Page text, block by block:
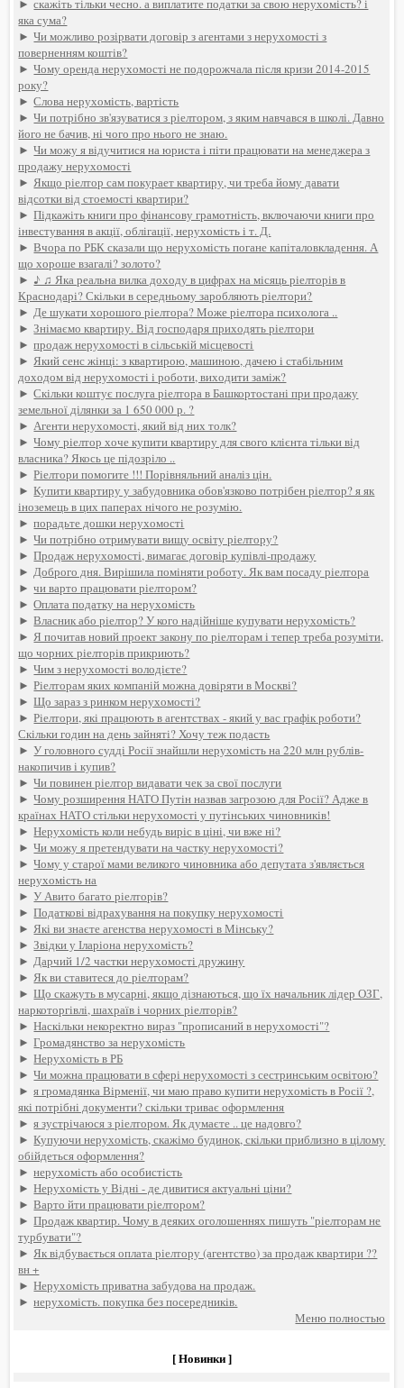
►скажіть тільки чесно. а виплатите податки за свою нерухомість? і
яка сума?
►Чи можливо розірвати договір з агентами з нерухомості з
поверненням коштів?
►Чому оренда нерухомості не подорожчала після кризи 2014-2015
року?
►Слова нерухомість, вартість
►Чи потрібно зв'язуватися з ріелтором, з яким навчався в школі. Давно
його не бачив, ні чого про нього не знаю.
►Чи можу я відучитися на юриста і піти працювати на менеджера з
продажу нерухомості
►Якщо ріелтор сам покурает квартиру, чи треба йому давати
відсотки від стоемості квартири?
►Підкажіть книги про фінансову грамотність, включаючи книги про
інвестування в акції, облігації, нерухомість і т. Д.
►Вчора по РБК сказали що нерухомість погане капіталовкладення. А
що хороше взагалі? золото?
► ♪ ♫ Яка реальна вилка доходу в цифрах на місяць ріелторів в
Краснодарі? Скільки в середньому заробляють ріелтори?
►Де шукати хорошого ріелтора? Може ріелтора психолога ..
►Знімаємо квартиру. Від господаря приходять ріелтори
►продаж нерухомості в сільській місцевості
►Який сенс жінці: з квартирою, машиною, дачею і стабільним
доходом від нерухомості і роботи, виходити заміж?
►Скільки коштує послуга ріелтора в Башкортостані при продажу
земельної ділянки за 1 650 000 р. ?
►Агенти нерухомості, який від них толк?
►Чому ріелтор хоче купити квартиру для свого клієнта тільки від
власника? Якось це підозріло ..
►Ріелтори помогите !!! Порівняльний аналіз цін.
►Купити квартиру у забудовника обов'язково потрібен ріелтор? я як
іноземець в цих паперах нічого не розумію.
►порадьте дошки нерухомості
►Чи потрібно отримувати вищу освіту ріелтору?
►Продаж нерухомості, вимагає договір купівлі-продажу
►Доброго дня. Вирішила поміняти роботу. Як вам посаду ріелтора
►чи варто працювати ріелтором?
►Оплата податку на нерухомість
►Власник або ріелтор? У кого надійніше купувати нерухомість?
►Я почитав новий проект закону по ріелторам і тепер треба розуміти,
що чорних ріелторів прикриють?
►Чим з нерухомості володієте?
►Ріелторам яких компаній можна довіряти в Москві?
►Що зараз з ринком нерухомості?
►Ріелтори, які працюють в агентствах - який у вас графік роботи?
Скільки годин на день зайняті? Хочу теж подасть
►У головного судді Росії знайшли нерухомість на 220 млн рублів-
накопичив і купив?
►Чи повинен ріелтор видавати чек за свої послуги
►Чому розширення НАТО Путін назвав загрозою для Росії? Адже в
країнах НАТО стільки нерухомості у путінських чиновників!
►Нерухомість коли небудь виріс в ціні, чи вже ні?
►Чи можу я претендувати на частку нерухомості?
►Чому у старої мами великого чиновника або депутата з'являється
нерухомість на
►У Авито багато ріелторів?
►Податкові відрахування на покупку нерухомості
►Які ви знаєте агенства нерухомості в Мінську?
►Звідки у Іларіона нерухомість?
►Дарчий 1/2 частки нерухомості дружину
►Як ви ставитеся до ріелторам?
►Що скажуть в мусарні, якщо дізнаються, що їх начальник лідер ОЗГ,
наркоторгівлі, шахраїв і чорних ріелторів?
►Наскільки некоректно вираз "прописаний в нерухомості"?
►Громадянство за нерухомість
►Нерухомість в РБ
►Чи можна працювати в сфері нерухомості з сестринським освітою?
►я громадянка Вірменії, чи маю право купити нерухомість в Росії ?,
які потрібні документи? скільки триває оформлення
►я зустрічаюся з ріелтором. Як думаєте .. це надовго?
►Купуючи нерухомість, скажімо будинок, скільки приблизно в цілому
обійдеться оформлення?
►нерухомість або особистість
►Нерухомість у Відні - де дивитися актуальні ціни?
►Варто йти працювати ріелтором?
►Продаж квартир. Чому в деяких оголошеннях пишуть "ріелторам не
турбувати"?
►Як відбувається оплата ріелтору (агентство) за продаж квартири ??
вн +
►Нерухомість приватна забудова на продаж.
►нерухомість. покупка без посередників.
Меню полностью
[ Новинки ]